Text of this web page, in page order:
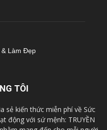
TÔI
sẻ kiến thức miễn phí về Sức
động với sứ mệnh: TRUYỀN